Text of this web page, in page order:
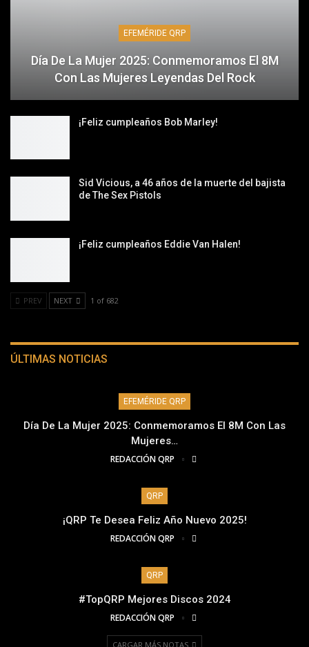
EFEMÉRIDE QRP
Día De La Mujer 2025: Conmemoramos El 8M
Con Las Mujeres Leyendas Del Rock
¡Feliz cumpleaños Bob Marley!
Sid Vicious, a 46 años de la muerte del bajista
de The Sex Pistols
¡Feliz cumpleaños Eddie Van Halen!
PREV NEXT 1 of 682
ÚLTIMAS NOTICIAS
EFEMÉRIDE QRP
Día De La Mujer 2025: Conmemoramos El 8M Con Las
Mujeres…
REDACCIÓN QRP
QRP
¡QRP Te Desea Feliz Año Nuevo 2025!
REDACCIÓN QRP
QRP
#TopQRP Mejores Discos 2024
REDACCIÓN QRP
CARGAR MÁS NOTAS